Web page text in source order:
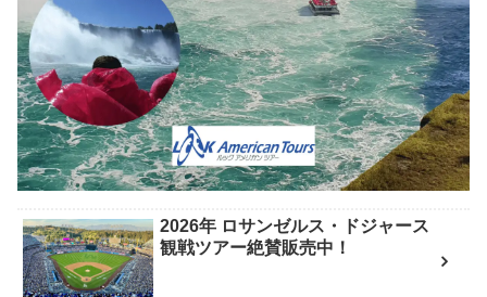
2026年 ロサンゼルス・ドジャース
観戦ツアー絶賛販売中！